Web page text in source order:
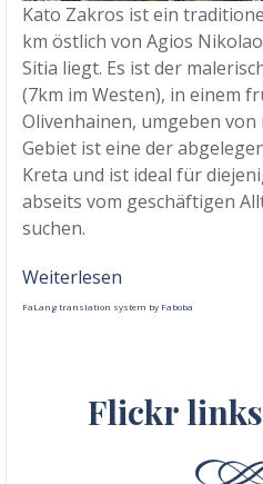
Kato Zakros ist ein
km östlich von Agios
Sitia liegt. Es ist der
(7km im Westen), in einem
Olivenhainen, umgeben von
Gebiet ist eine der
Kreta und ist ideal für
abseits vom geschäftigen
suchen.
Weiterlesen
FaLang translation system by Faboba
Flickr